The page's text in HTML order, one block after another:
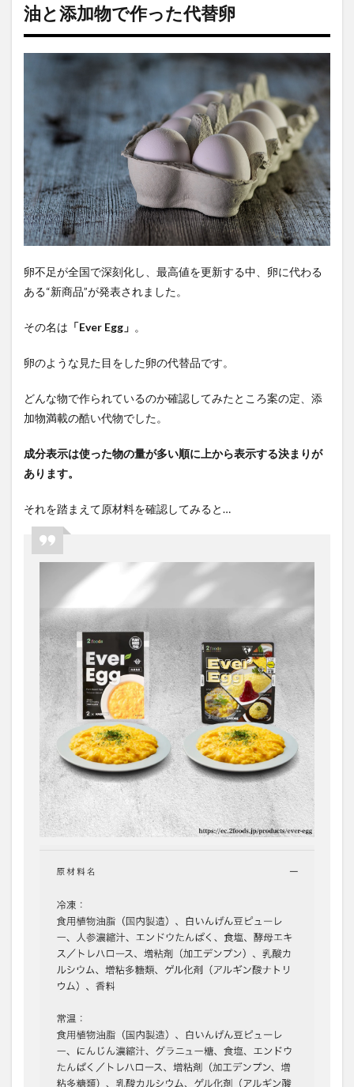
油と添加物で作った代替卵
卵不足が全国で深刻化し、最高値を更新する中、卵に代わる
ある“新商品”が発表されました。
その名は 「Ever Egg 」 。
卵のような見た目をした卵の代替品です。
どんな物で作られているのか確認してみたところ案の定、添
加物満載の酷い代物でした。
成分表示は使った物の量が多い順に上から表示する決まりが
あります。
それを踏まえて原材料を確認してみると…